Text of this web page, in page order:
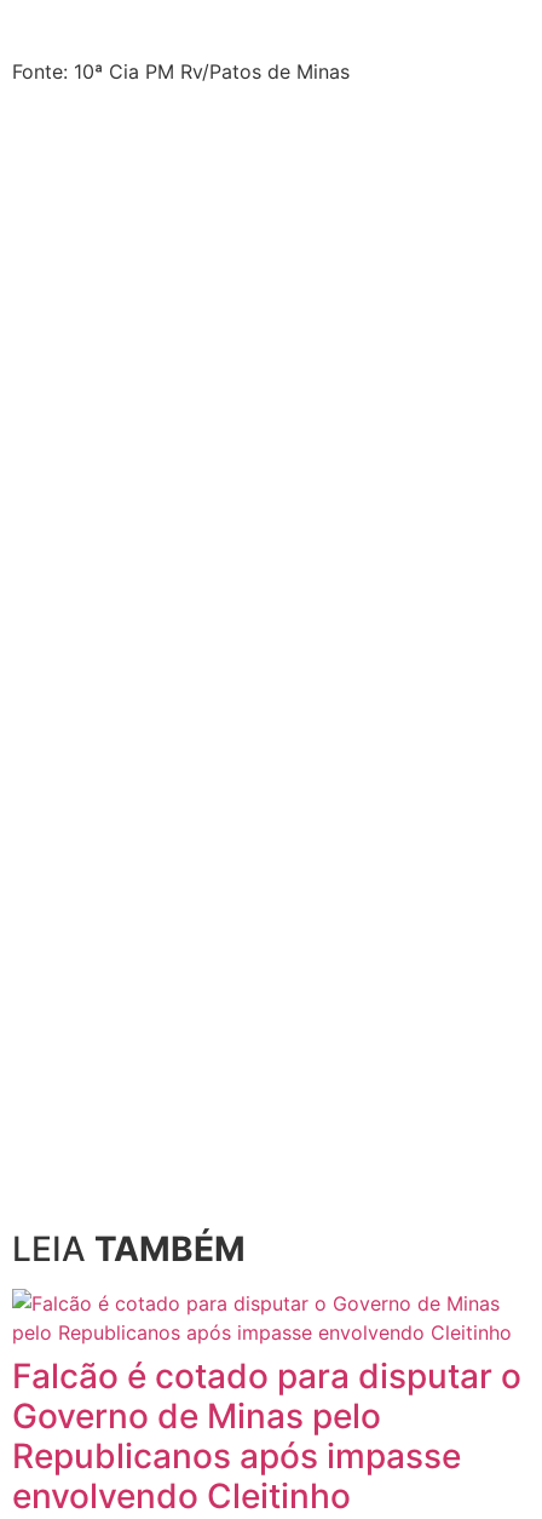
Fonte: 10ª Cia PM Rv/Patos de Minas
LEIA TAMBÉM
Falcão é cotado para disputar o
Governo de Minas pelo
Republicanos após impasse
envolvendo Cleitinho